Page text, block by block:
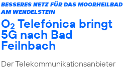
BESSERES NETZ FÜR DAS MOORHEILBAD
AM WENDELSTEIN
O2 Telefónica bringt
5G nach Bad
Feilnbach
Der Telekommunikationsanbieter